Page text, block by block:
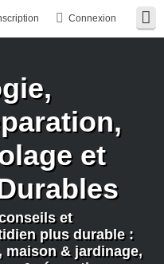
Connexion
et
et
plus durable :
maison & jardinage,